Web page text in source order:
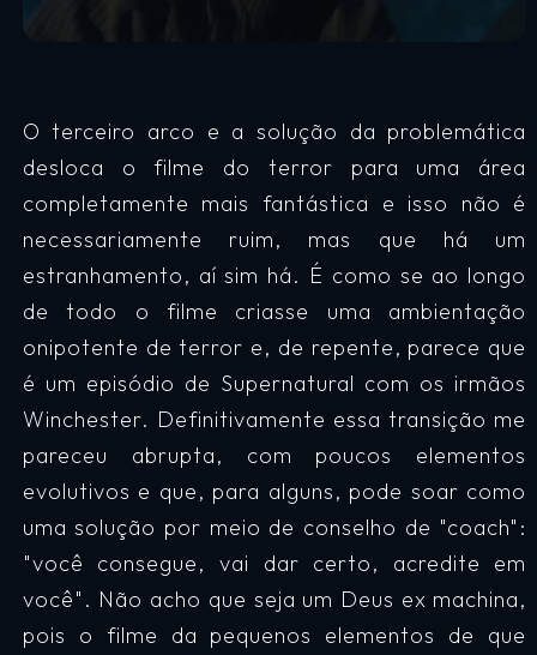
O terceiro arco e a solução da problemática
desloca o filme do terror para uma área
completamente mais fantástica e isso não é
necessariamente ruim, mas que há um
estranhamento, aí sim há. É como se ao longo
de todo o filme criasse uma ambientação
onipotente de terror e, de repente, parece que
é um episódio de Supernatural com os irmãos
Winchester. Definitivamente essa transição me
pareceu abrupta, com poucos elementos
evolutivos e que, para alguns, pode soar como
uma solução por meio de conselho de "coach":
"você consegue, vai dar certo, acredite em
você". Não acho que seja um Deus ex machina,
pois o filme da pequenos elementos de que